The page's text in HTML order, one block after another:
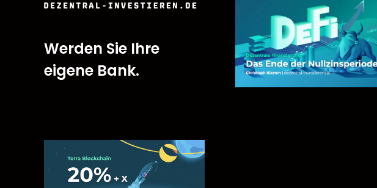
Werden Sie Ihre
eigene Bank.